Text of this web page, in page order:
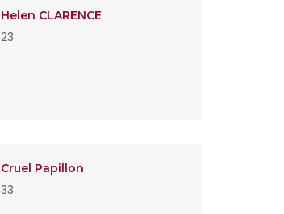
Helen CLARENCE
23
Cruel Papillon
33